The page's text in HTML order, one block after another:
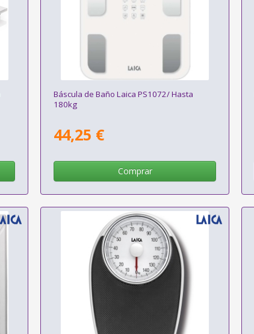
Báscula de Baño Laica PS1072/ Hasta
180kg
44,25 €
Comprar